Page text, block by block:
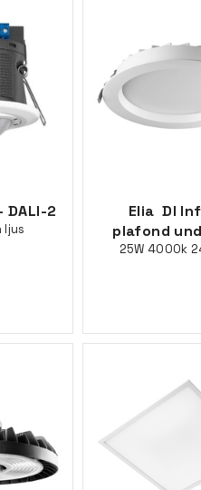
DALI-2
ljus
Elia Dl
plafond
25W 4000k